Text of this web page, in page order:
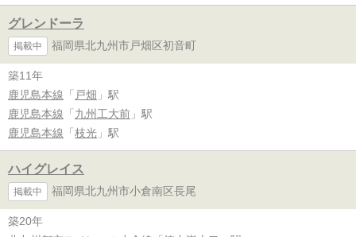
グレンドーラ
掲載中 福岡県北九州市戸畑区初音町
築11年
鹿児島本線 「 戸畑 」駅
鹿児島本線 「 九州工大前 」駅
鹿児島本線 「 枝光 」駅
ハイグレイス
掲載中 福岡県北九州市小倉南区長尾
築20年